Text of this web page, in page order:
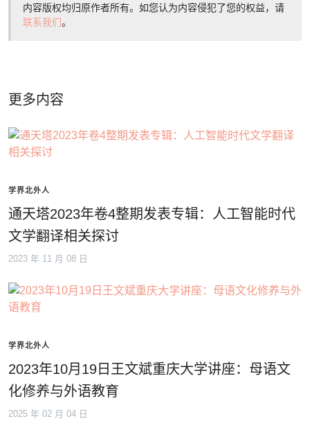
内容版权均归原作者所有。如您认为内容侵犯了您的权益，请
联系我们。
更多内容
学界北外人
通天塔2023年卷4整期发表专辑：人工智能时代
文学翻译相关探讨
2023 年 11 月 08 日
学界北外人
2023年10月19日王文斌重庆大学讲座：母语文
化修养与外语教育
2025 年 02 月 04 日